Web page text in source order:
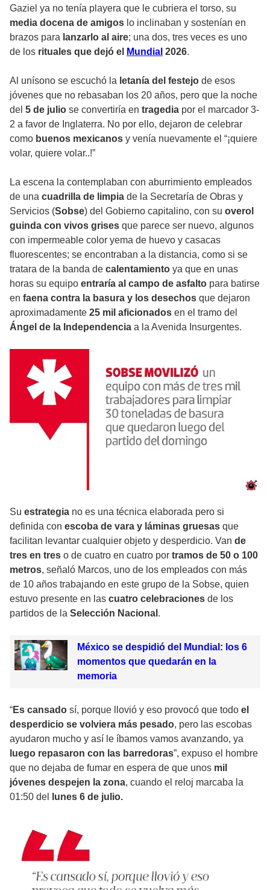
Gaziel ya no tenía playera que le cubriera el torso, su
media docena de amigos lo inclinaban y sostenían en
brazos para lanzarlo al aire; una dos, tres veces es uno
de los rituales que dejó el Mundial 2026.
Al unísono se escuchó la letanía del festejo de esos
jóvenes que no rebasaban los 20 años, pero que la noche
del 5 de julio se convertiría en tragedia por el marcador 3-
2 a favor de Inglaterra. No por ello, dejaron de celebrar
como buenos mexicanos y venía nuevamente el “¡quiere
volar, quiere volar..!”
La escena la contemplaban con aburrimiento empleados
de una cuadrilla de limpia de la Secretaría de Obras y
Servicios (Sobse) del Gobierno capitalino, con su overol
guinda con vivos grises que parece ser nuevo, algunos
con impermeable color yema de huevo y casacas
fluorescentes; se encontraban a la distancia, como si se
tratara de la banda de calentamiento ya que en unas
horas su equipo entraría al campo de asfalto para batirse
en faena contra la basura y los desechos que dejaron
aproximadamente 25 mil aficionados en el tramo del
Ángel de la Independencia a la Avenida Insurgentes.
Su estrategia no es una técnica elaborada pero si
definida con escoba de vara y láminas gruesas que
facilitan levantar cualquier objeto y desperdicio. Van de
tres en tres o de cuatro en cuatro por tramos de 50 o 100
metros, señaló Marcos, uno de los empleados con más
de 10 años trabajando en este grupo de la Sobse, quien
estuvo presente en las cuatro celebraciones de los
partidos de la Selección Nacional .
México se despidió del Mundial: los 6
momentos que quedarán en la
memoria
“Es cansado sí, porque llovió y eso provocó que todo el
desperdicio se volviera más pesado, pero las escobas
ayudaron mucho y así le íbamos vamos avanzando, ya
luego repasaron con las barredoras”, expuso el hombre
que no dejaba de fumar en espera de que unos mil
jóvenes despejen la zona, cuando el reloj marcaba la
01:50 del
lunes 6 de julio.